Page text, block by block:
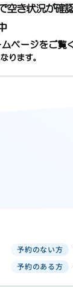
予約のない方
予約のある方